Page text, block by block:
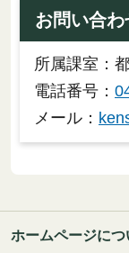
お問い合わ
所属課室：
電話番号：
メール：
ホームページにつ